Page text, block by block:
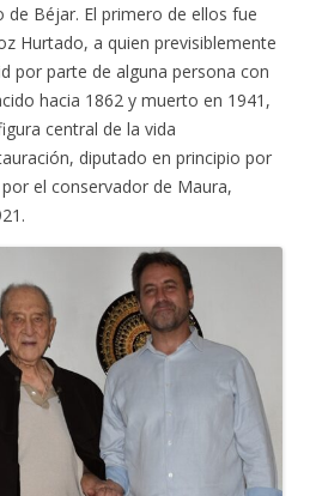
Béjar. El primero de ellos fue
Hurtado, a quien previsiblemente
por parte de alguna persona con
hacia 1862 y muerto en 1941,
central de la vida
diputado en principio por
el conservador de Maura,